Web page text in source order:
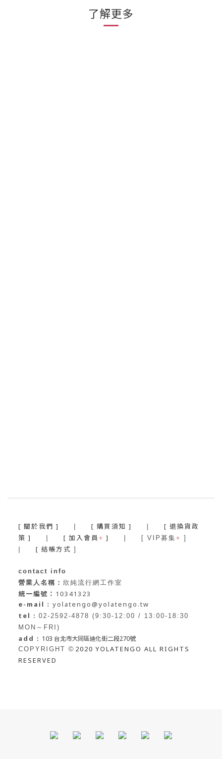
了解更多
[ 關於我們 ] [ 購買須知 ]
[ 退換貨政
策 ]
[ 加入會員 + ] | [ VIP募集 + ]
[ 結帳方式 ]
contact info
營業人名稱： 欣純流行網工作室
統一編號： 10341323
e-mail : yolatengo@yolatengo.tw
tel : 02-2592-4878 (9:30-12:00 / 13:00-18:30
MON～FRI)
add : 103 台北市大同區迪化街二段270號
COPYRIGHT © 2020 YOLATENGO ALL RIGHTS
RESERVED